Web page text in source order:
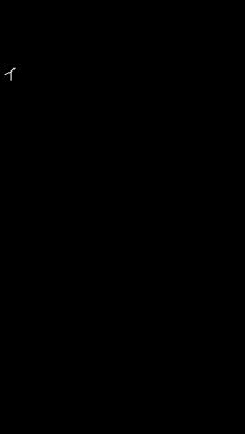
on
Peninsula
Healthcare